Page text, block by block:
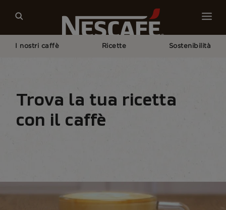
I nostri caffè Ricette Sostenibilità
Trova la tua ricetta
con il caffè